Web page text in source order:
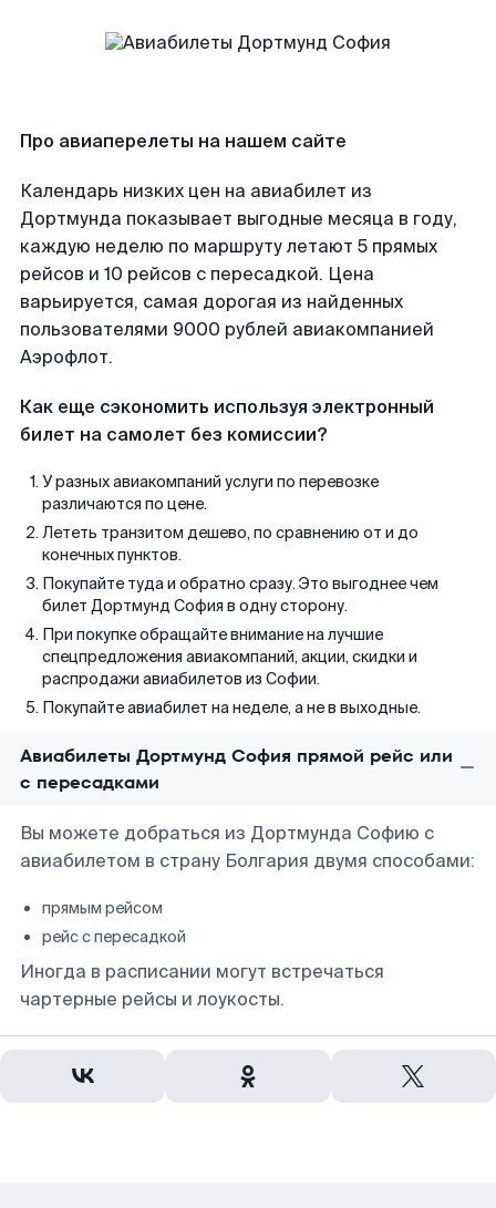
Про авиаперелеты на нашем сайте
Календарь низких цен на авиабилет из
Дортмунда показывает выгодные месяца в году,
каждую неделю по маршруту летают 5 прямых
рейсов и 10 рейсов с пересадкой. Цена
варьируется, самая дорогая из найденных
пользователями 9000 рублей авиакомпанией
Аэрофлот.
Как еще сэкономить используя электронный
билет на самолет без комиссии?
У разных авиакомпаний услуги по перевозке
различаются по цене.
Лететь транзитом дешево, по сравнению от и до
конечных пунктов.
Покупайте туда и обратно сразу. Это выгоднее чем
билет Дортмунд София в одну сторону.
При покупке обращайте внимание на лучшие
спецпредложения авиакомпаний, акции, скидки и
распродажи авиабилетов из Софии.
Покупайте авиабилет на неделе, а не в выходные.
Авиабилеты Дортмунд София прямой рейс или
с пересадками
Вы можете добраться из Дортмунда Софию с
авиабилетом в страну Болгария двумя способами:
прямым рейсом
рейс с пересадкой
Иногда в расписании могут встречаться
чартерные рейсы и лоукосты.